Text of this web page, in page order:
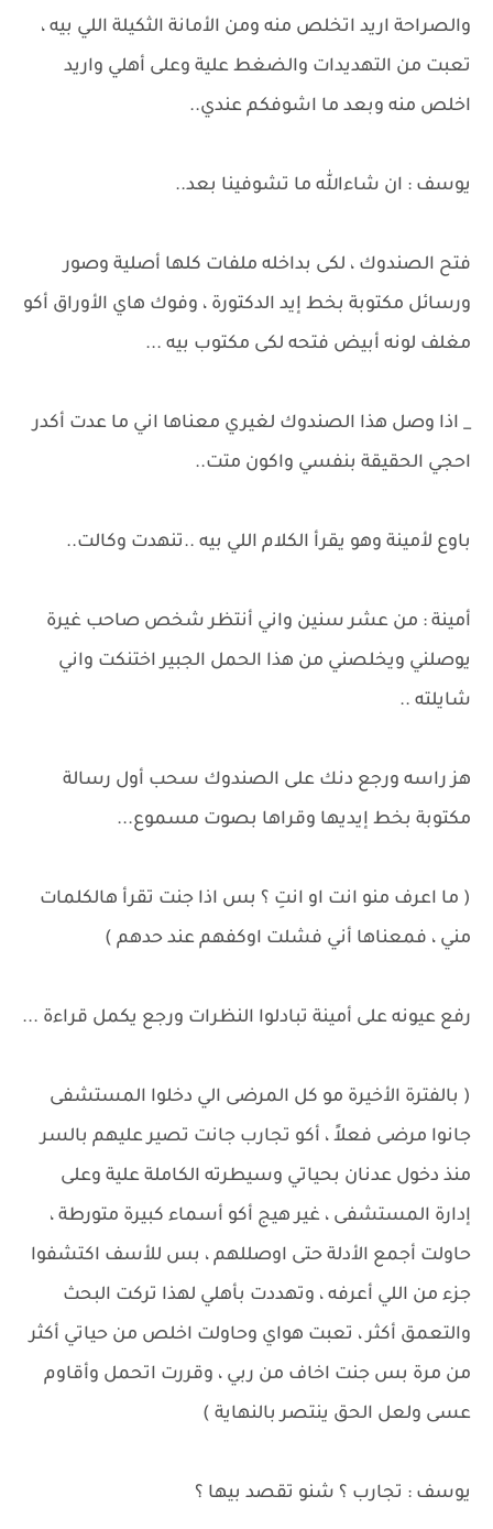
والصراحة اريد اتخلص منه ومن الأمانة الثكيلة اللي بيه ،
تعبت من التهديدات والضغط علية وعلى أهلي واريد
اخلص منه وبعد ما اشوفكم عندي..
يوسف : ان شاءالله ما تشوفينا بعد..
فتح الصندوك ، لكى بداخله ملفات كلها أصلية وصور
ورسائل مكتوبة بخط إيد الدكتورة ، وفوك هاي الأوراق أكو
مغلف لونه أبيض فتحه لكى مكتوب بيه ...
_ اذا وصل هذا الصندوك لغيري معناها اني ما عدت أكدر
احجي الحقيقة بنفسي واكون متت..
باوع لأمينة وهو يقرأ الكلام اللي بيه ..تنهدت وكالت..
أمينة : من عشر سنين واني أنتظر شخص صاحب غيرة
يوصلني ويخلصني من هذا الحمل الجبير اختنكت واني
شايلته ..
هز راسه ورجع دنك على الصندوك سحب أول رسالة
مكتوبة بخط إيديها وقراها بصوت مسموع...
( ما اعرف منو انت او انتِ ؟ بس اذا جنت تقرأ هالكلمات
مني ، فمعناها أني فشلت اوكفهم عند حدهم )
رفع عيونه على أمينة تبادلوا النظرات ورجع يكمل قراءة ...
( بالفترة الأخيرة مو كل المرضى الي دخلوا المستشفى
جانوا مرضى فعلاً ، أكو تجارب جانت تصير عليهم بالسر
منذ دخول عدنان بحياتي وسيطرته الكاملة علية وعلى
إدارة المستشفى ، غير هيج أكو أسماء كبيرة متورطة ،
حاولت أجمع الأدلة حتى اوصللهم ، بس للأسف اكتشفوا
جزء من اللي أعرفه ، وتهددت بأهلي لهذا تركت البحث
والتعمق أكثر ، تعبت هواي وحاولت اخلص من حياتي أكثر
من مرة بس جنت اخاف من ربي ، وقررت اتحمل وأقاوم
عسى ولعل الحق ينتصر بالنهاية )
يوسف : تجارب ؟ شنو تقصد بيها ؟